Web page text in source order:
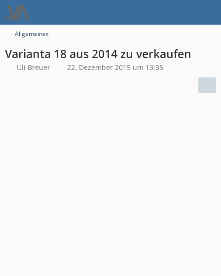
Allgemeines
Varianta 18 aus 2014 zu verkaufen
Uli Breuer 22. Dezember 2015 um 13:35